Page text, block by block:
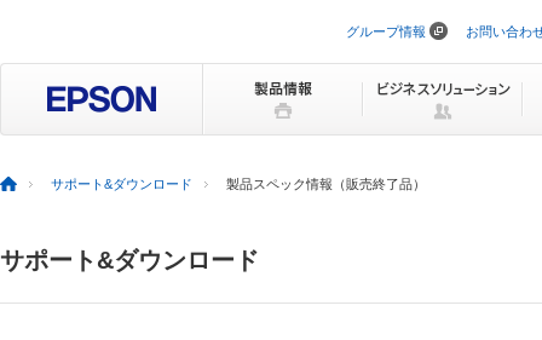
ビ
ョ
を
グループ情報 お問い合わ
サポート&ダウンロード 製品スペック情報（販売終了品）
サポート&ダウンロード